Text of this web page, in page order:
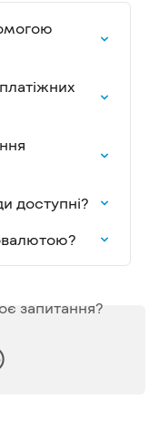
доступні?
запитання?